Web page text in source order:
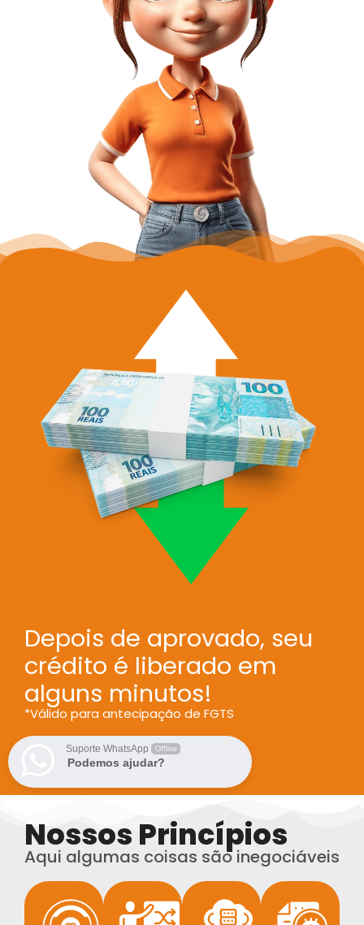
Depois de aprovado, seu
crédito é liberado em
alguns minutos!
*Válido para antecipação de FGTS
Suporte WhatsApp Offline
Podemos ajudar?
Nossos Princípios
Aqui algumas coisas são inegociáveis